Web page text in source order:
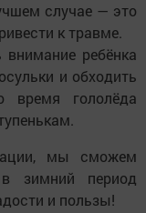
случае — это
к травме.
ребёнка
и обходить
время гололёда
мы сможем
зимний период
и пользы!